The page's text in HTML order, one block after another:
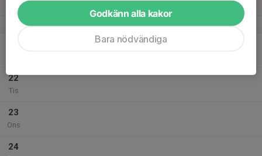
Sön
v.30
22
Tis
23
Ons
24
Godkänn alla kakor
Bara nödvändiga